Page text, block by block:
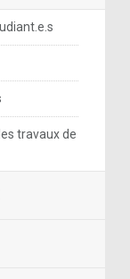
travaux de